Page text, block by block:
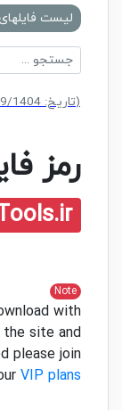
لیست فایلهای
(سایز: 35.3 MB - تاریخ: 07/09/1404 04:34:35 ب.ظ)
رمز
Note
with
the site and
please join
VIP plans